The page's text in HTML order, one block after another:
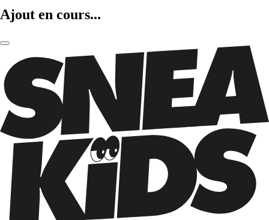
Ajout en cours...